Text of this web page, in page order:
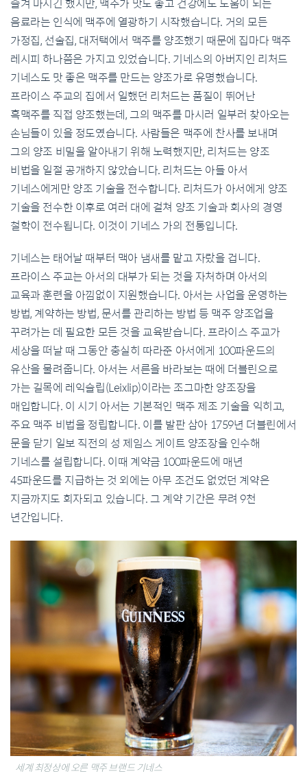
즐겨 마시긴 했지만, 맥주가 맛도 좋고 건강에도 도움이 되는
음료라는 인식에 맥주에 열광하기 시작했습니다. 거의 모든
가정집, 선술집, 대저택에서 맥주를 양조했기 때문에 집마다 맥주
레시피 하나쯤은 가지고 있었습니다. 기네스의 아버지인 리처드
기네스도 맛 좋은 맥주를 만드는 양조가로 유명했습니다.
프라이스 주교의 집에서 일했던 리처드는 품질이 뛰어난
흑맥주를 직접 양조했는데, 그의 맥주를 마시러 일부러 찾아오는
손님들이 있을 정도였습니다. 사람들은 맥주에 찬사를 보내며
그의 양조 비밀을 알아내기 위해 노력했지만, 리처드는 양조
비법을 일절 공개하지 않았습니다. 리처드는 아들 아서
기네스에게만 양조 기술을 전수합니다. 리처드가 아서에게 양조
기술을 전수한 이후로 여러 대에 걸쳐 양조 기술과 회사의 경영
철학이 전수됩니다. 이것이 기네스 가의 전통입니다.
기네스는 태어날 때부터 맥아 냄새를 맡고 자랐을 겁니다.
프라이스 주교는 아서의 대부가 되는 것을 자처하며 아서의
교육과 훈련을 아낌없이 지원했습니다. 아서는 사업을 운영하는
방법, 계약하는 방법, 문서를 관리하는 방법 등 맥주 양조업을
꾸려가는 데 필요한 모든 것을 교육받습니다. 프라이스 주교가
세상을 떠날 때 그동안 충실히 따라준 아서에게 100파운드의
유산을 물려줍니다. 아서는 서른을 바라보는 때에 더블린으로
가는 길목에 레익슬립(Leixlip)이라는 조그마한 양조장을
매입합니다. 이 시기 아서는 기본적인 맥주 제조 기술을 익히고,
주요 맥주 비법을 정립합니다. 이를 발판 삼아 1759년 더블린에서
문을 닫기 일보 직전의 성 제임스 게이트 양조장을 인수해
기네스를 설립합니다. 이때 계약금 100파운드에 매년
45파운드를 지급하는 것 외에는 아무 조건도 없었던 계약은
지금까지도 회자되고 있습니다. 그 계약 기간은 무려 9천
년간입니다.
세계 최정상에 오른 맥주 브랜드 기네스